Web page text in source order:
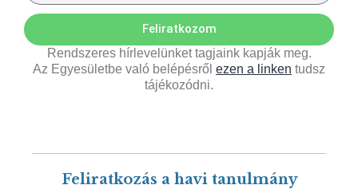
Feliratkozom
Rendszeres hírlevelünket tagjaink kapják meg.
Az Egyesületbe való belépésről ezen a linken tudsz
tájékozódni.
Feliratkozás a havi tanulmány